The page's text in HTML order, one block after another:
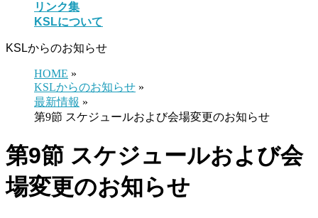
リンク集
KSLについて
KSLからのお知らせ
HOME »
KSLからのお知らせ »
最新情報 »
第9節 スケジュールおよび会場変更のお知らせ
第9節 スケジュールおよび会
場変更のお知らせ